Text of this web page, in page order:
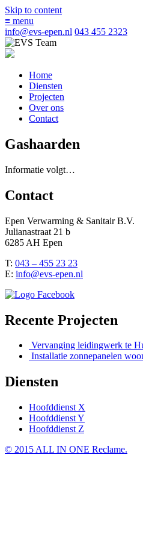
Skip to content
≡ menu
info@evs-epen.nl 043 455 2323
Home
Diensten
Projecten
Over ons
Contact
Gashaarden
Informatie volgt…
Contact
Epen Verwarming & Sanitair B.V.
Julianastraat 21 b
6285 AH Epen
T: 043 – 455 23 23
E: info@evs-epen.nl
Recente Projecten
Vervanging leidingwerk te
Installatie zonnepanelen
Diensten
Hoofddienst X
Hoofddienst Y
Hoofddienst Z
© 2015 ALL IN ONE Reclame.